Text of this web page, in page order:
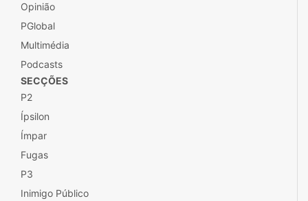
Opinião
PGlobal
Multimédia
Podcasts
SECÇÕES
P2
Ípsilon
Ímpar
Fugas
P3
Inimigo Público